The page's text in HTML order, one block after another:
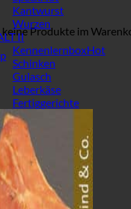
keine Produkte im
Kantwurst
Wurzen
II
Kennenlernbox
Schinken
Gulasch
Leberkäse
Fertiggerichte